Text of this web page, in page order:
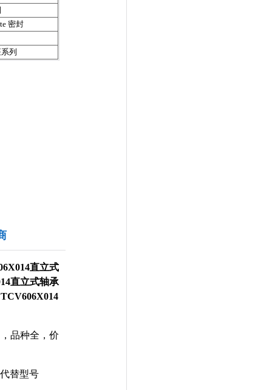
密封
列
直立式
直立式轴承
品种全，价
替型号